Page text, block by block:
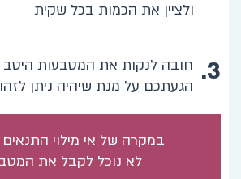
ולציין את הכמות בכל שקית
3.
חובה לנקות את המטבעות היטב
הגעתכם על מנת שיהיה ניתן
במקרה של אי מילוי
לא נוכל לקבל את